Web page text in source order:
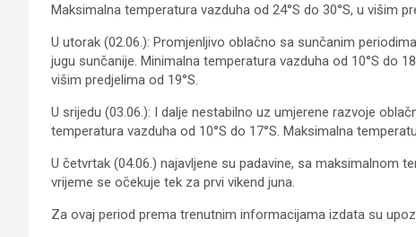
Maksimalna temperatura vazduha od 24°S do 30°S, u višim
U utorak (02.06.): Promjenljivo oblačno sa sunčanim
jugu sunčanije. Minimalna temperatura vazduha od 10°S do
višim predjelima od 19°S.
U srijedu (03.06.): I dalje nestabilno uz umjerene razvoje
temperatura vazduha od 10°S do 17°S. Maksimalna
U četvrtak (04.06.) najavljene su padavine, sa maksimalnom
vrijeme se očekuje tek za prvi vikend juna.
Za ovaj period prema trenutnim informacijama izdata su